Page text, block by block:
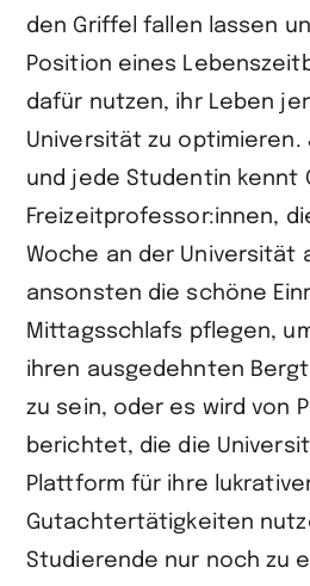
den Griffel fallen lassen
Position eines
dafür nutzen, ihr Leben
Universität zu
und jede Studentin kennt
Freizeitprofessor:innen,
Woche an der Universität
ansonsten die schöne
Mittagsschlafs pflegen,
ihren ausgedehnten
zu sein, oder es wird von
berichtet, die die
Plattform für ihre
Gutachtertätigkeiten
Studierende nur noch zu